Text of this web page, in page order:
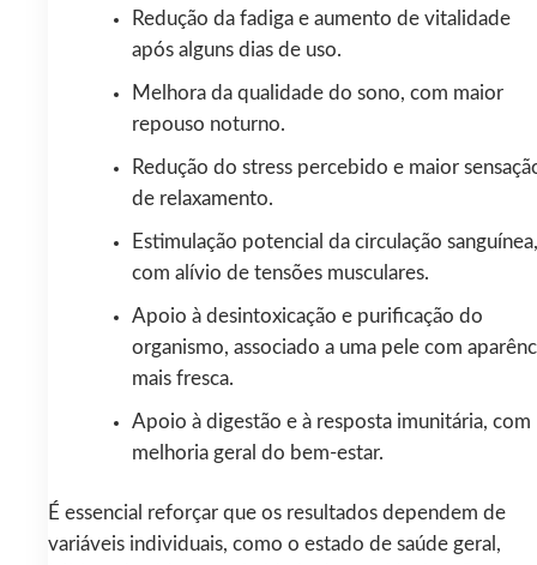
Redução da fadiga e aumento de vitalidade
após alguns dias de uso.
Melhora da qualidade do sono, com maior
repouso noturno.
Redução do stress percebido e maior
de relaxamento.
Estimulação potencial da circulação sanguínea,
com alívio de tensões musculares.
Apoio à desintoxicação e purificação do
organismo, associado a uma pele com
mais fresca.
Apoio à digestão e à resposta imunitária, com
melhoria geral do bem-estar.
É essencial reforçar que os resultados dependem de
variáveis individuais, como o estado de saúde geral,